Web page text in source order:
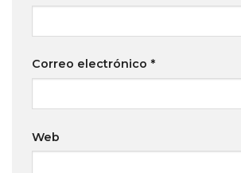
Correo electrónico *
Web